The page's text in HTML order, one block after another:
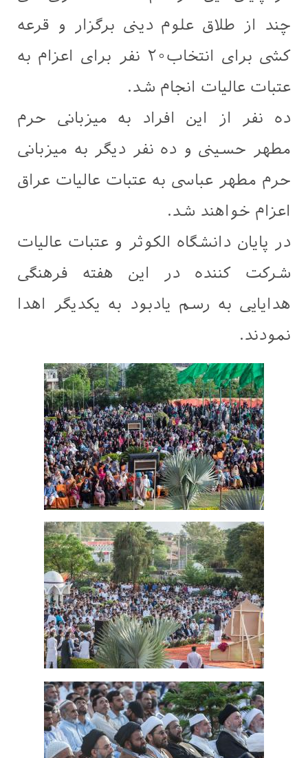
چند از طلاق علوم دینی برگزار و قرعه
کشی برای انتخاب۲۰ نفر برای اعزام به
عتبات عالیات انجام شد.
ده نفر از این افراد به میزبانی حرم
مطهر حسینی و ده نفر دیگر به میزبانی
حرم مطهر عباسی به عتبات عالیات عراق
اعزام خواهند شد.
در پایان دانشگاه الکوثر و عتبات عالیات
شرکت کننده در این هفته فرهنگی
هدایایی به رسم یادبود به یکدیگر اهدا
نمودند.